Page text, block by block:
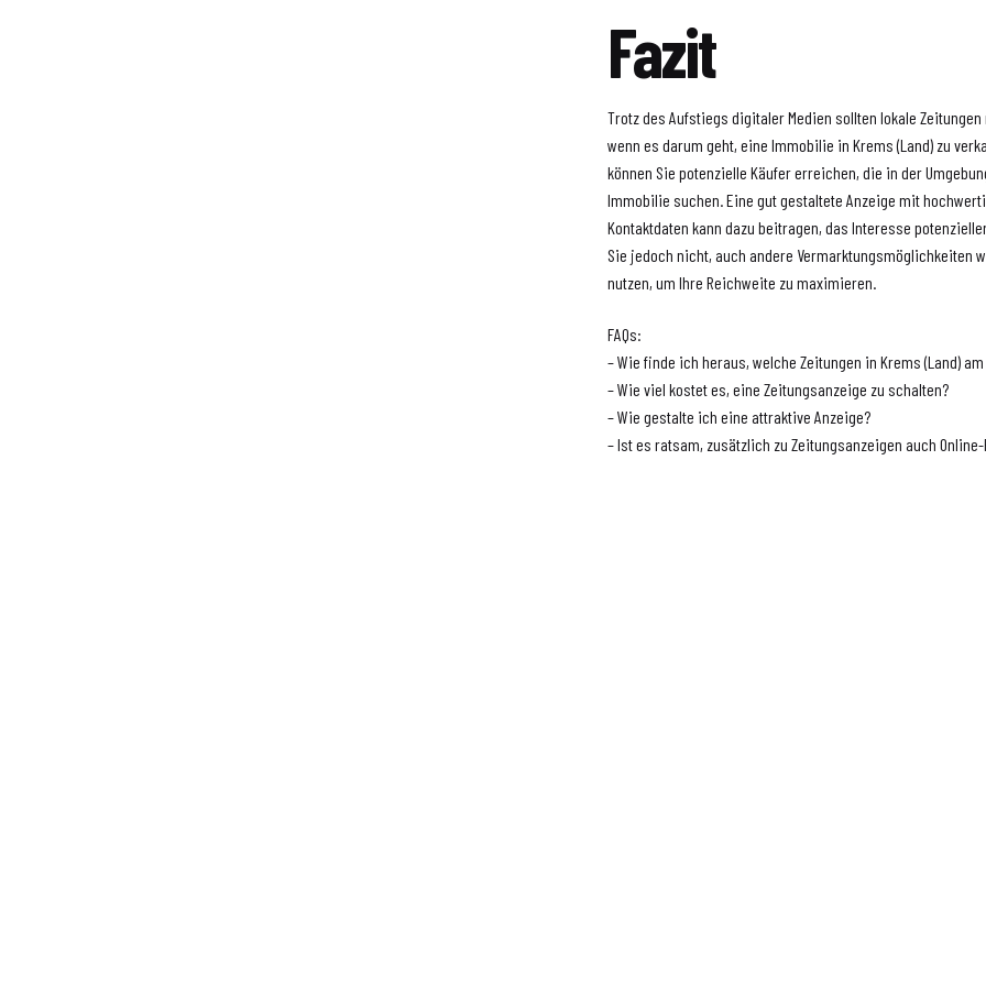
Fazit
Trotz des Aufstiegs digitaler Medien sollten lokale Zeitungen
wenn es darum geht, eine Immobilie in Krems (Land) zu
können Sie potenzielle Käufer erreichen, die in der
Immobilie suchen. Eine gut gestaltete Anzeige mit
Kontaktdaten kann dazu beitragen, das Interesse potenzieller
Sie jedoch nicht, auch andere Vermarktungsmöglichkeiten
nutzen, um Ihre Reichweite zu maximieren.
FAQs:
– Wie finde ich heraus, welche Zeitungen in Krems (Land)
– Wie viel kostet es, eine Zeitungsanzeige zu schalten?
– Wie gestalte ich eine attraktive Anzeige?
– Ist es ratsam, zusätzlich zu Zeitungsanzeigen auch Online-